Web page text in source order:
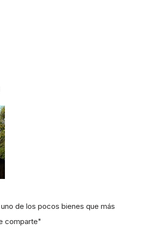
de los pocos bienes que más
comparte"